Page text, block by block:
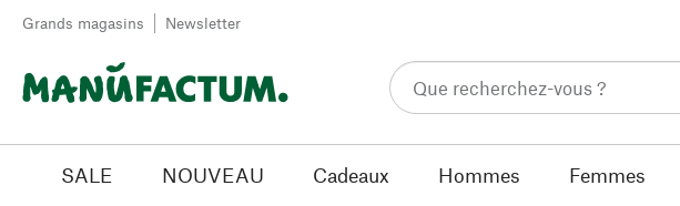
Passer au contenu
Grands magasins Newsletter
SALE NOUVEAU Cadeaux Hommes Femmes